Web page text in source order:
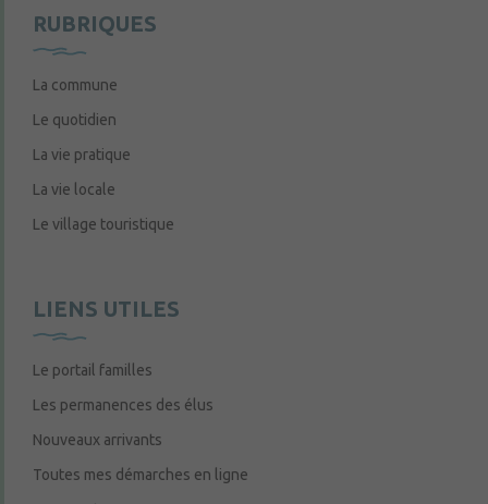
RUBRIQUES
La commune
Le quotidien
La vie pratique
La vie locale
Le village touristique
LIENS UTILES
Le portail familles
Les permanences des élus
Nouveaux arrivants
Toutes mes démarches en ligne